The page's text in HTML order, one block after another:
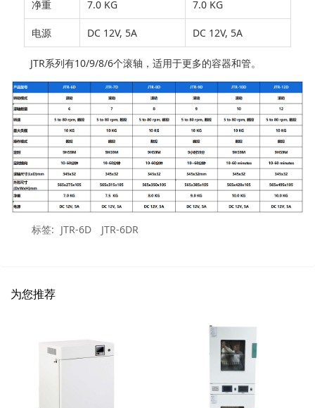
净重 7.0 KG 7.0 KG
电源 DC 12V, 5A DC 12V, 5A
JTR系列有10/9/8/6个滚轴，适用于更多的容器和管。
标签: JTR-6D JTR-6DR
为您推荐